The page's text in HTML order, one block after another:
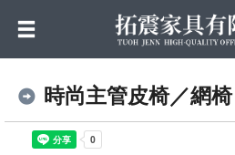
時尚主管皮椅／網椅